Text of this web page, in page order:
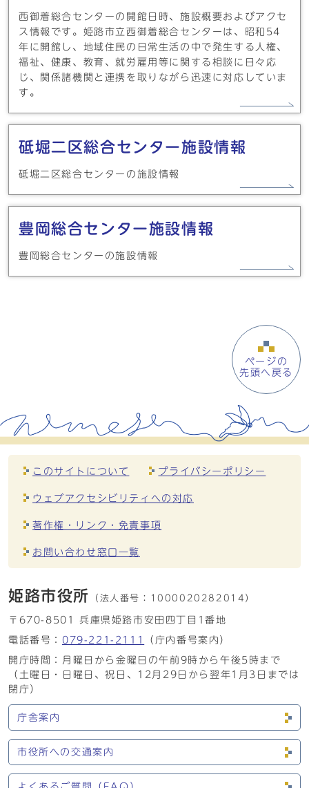
西御着総合センターの開館日時、施設概要およびアクセ
ス情報です。姫路市立西御着総合センターは、昭和54
年に開館し、地域住民の日常生活の中で発生する人権、
福祉、健康、教育、就労雇用等に関する相談に日々応
じ、関係諸機関と連携を取りながら迅速に対応していま
す。
砥堀二区総合センター施設情報
砥堀二区総合センターの施設情報
豊岡総合センター施設情報
豊岡総合センターの施設情報
ページの
先頭へ戻る
このサイトについて プライバシーポリシー
ウェブアクセシビリティへの対応
著作権・リンク・免責事項
お問い合わせ窓口一覧
姫路市役所 （法人番号： 1000020282014）
〒670-8501 兵庫県姫路市安田四丁目1番地
電話番号： 079-221-2111
（庁内番号案内）
開庁時間：月曜日から金曜日の午前9時から午後5時まで
（土曜日・日曜日、祝日、12月29日から翌年1月3日までは
閉庁）
庁舎案内
市役所への交通案内